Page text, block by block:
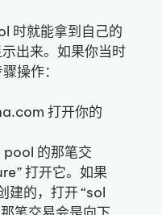
时就能拿到自己的
出来。如果你当时
操作：
打开你的
的那笔交
打开它。如果
建的，打开 “sol